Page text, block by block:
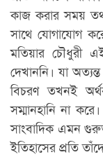
কাজ করার সময় তথ্য
সাথে যোগাযোগ
মতিয়ার চৌধুরী
দেখাননি। যা
বিচরণ তখনই
সম্মানহানি না
সাংবাদিক এমন
ইতিহাসের প্রতি